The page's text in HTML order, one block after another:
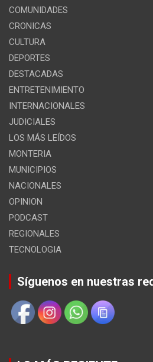
COMUNIDADES
CRONICAS
CULTURA
DEPORTES
DESTACADAS
ENTRETENIMIENTO
INTERNACIONALES
JUDICIALES
LOS MÁS LEÍDOS
MONTERIA
MUNICIPIOS
NACIONALES
OPINION
PODCAST
REGIONALES
TECNOLOGIA
Síguenos en nuestras